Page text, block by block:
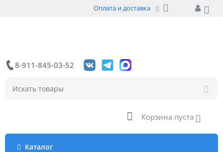
Оплата и доставка
8-911-845-03-52
Корзина пуста
Каталог